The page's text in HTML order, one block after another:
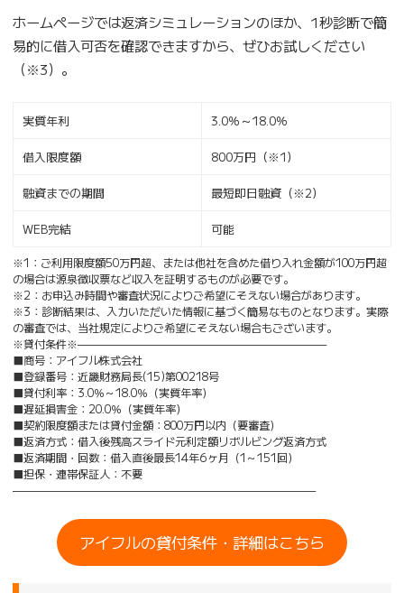
ホームページでは返済シミュレーションのほか、1秒診断で簡
易的に借入可否を確認できますから、ぜひお試しください
（※3）。
実質年利 3.0％～18.0％
借入限度額 800万円（※1）
融資までの期間 最短即日融資（※2）
WEB完結 可能
※1：ご利用限度額50万円超、または他社を含めた借り入れ金額が100万円超
の場合は源泉徴収票など収入を証明するものが必要です。
※2：お申込み時間や審査状況によりご希望にそえない場合があります。
※3：診断結果は、入力いただいた情報に基づく簡易なものとなります。実際
の審査では、当社規定によりご希望にそえない場合もございます。
※貸付条件※———————————————————————
■商号：アイフル株式会社
■登録番号：近畿財務局長(15)第00218号
■貸付利率：3.0％～18.0％（実質年率）
■遅延損害金：20.0％（実質年率）
■契約限度額または貸付金額：800万円以内（要審査）
■返済方式：借入後残高スライド元利定額リボルビング返済方式
■返済期間・回数：借入直後最長14年6ヶ月（1～151回）
■担保・連帯保証人：不要
————————————————————————————
アイフルの貸付条件・詳細はこちら